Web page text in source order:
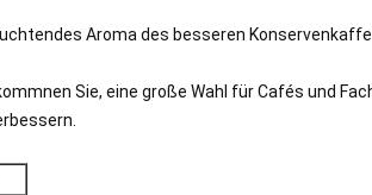
Aroma des besseren
Sie, eine große Wahl für Cafés und